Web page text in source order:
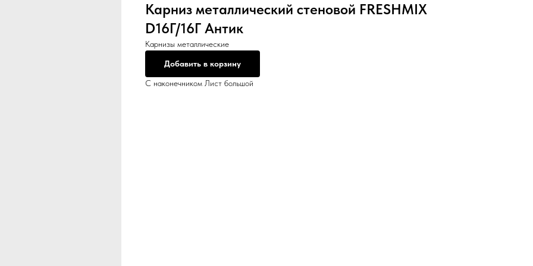
Карниз металлический стеновой FRESHMIX
D16Г/16Г Антик
Карнизы металлические
Добавить в корзину
С наконечником Лист большой